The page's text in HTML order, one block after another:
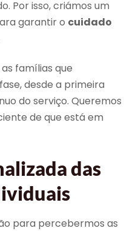
Por isso, criámos um
garantir o cuidado
famílias que
desde a primeira
do serviço. Queremos
de que está em
das
para percebermos as